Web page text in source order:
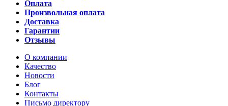
Оплата
Произвольная оплата
Доставка
Гарантии
Отзывы
О компании
Качество
Новости
Блог
Контакты
Письмо директору